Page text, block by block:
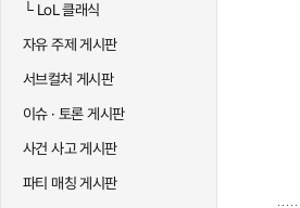
└LoL 클래식
자유 주제 게시판
서브컬처 게시판
이슈 · 토론 게시판
사건 사고 게시판
파티 매칭 게시판